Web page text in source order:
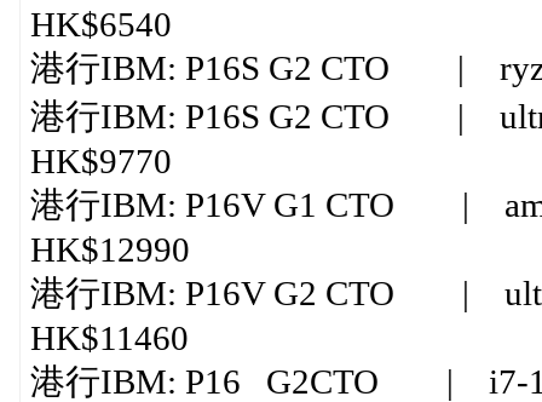
HK$6540
港行IBM: P16S G2 CTO |
港行IBM: P16S G2 CTO |
HK$9770
港行IBM: P16V G1 CTO |
HK$12990
港行IBM: P16V G2 CTO |
HK$11460
港行IBM: P16 G2CTO | i7-